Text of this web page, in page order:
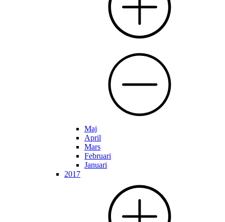
Maj
April
Mars
Februari
Januari
2017